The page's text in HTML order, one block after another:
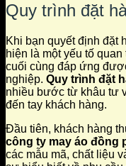
Quy trình đặt
Khi bạn quyết định đặt
hiện là một yếu tố
cuối cùng đáp ứng
nghiệp. Quy trình đặt
nhiều bước từ khâu tư
đến tay khách hàng.
Đầu tiên, khách hàng
công ty may áo đồng
các mẫu mã, chất liệu